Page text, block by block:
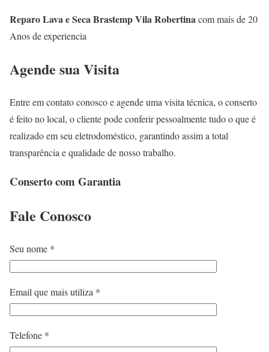
Reparo Lava e Seca Brastemp Vila Robertinacom mais de 20
Anos de experiencia
Agende sua Visita
Entre em contato conosco e agende uma visita técnica, o conserto
é feito no local, o cliente pode conferir pessoalmente tudo o que é
realizado em seu eletrodoméstico, garantindo assim a total
transparência e qualidade de nosso trabalho.
Conserto com Garantia
Fale Conosco
Seu nome *
Email que mais utiliza *
Telefone *